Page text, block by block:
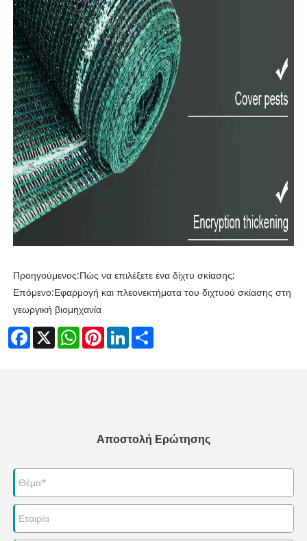
Προηγούμενος:Πώς να επιλέξετε ένα δίχτυ σκίασης;
Επόμενο:Εφαρμογή και πλεονεκτήματα του διχτυού σκίασης στη
γεωργική βιομηχανία
Facebook
X WhatsAppPinterestLinkedIn
Αποστολή Ερώτησης